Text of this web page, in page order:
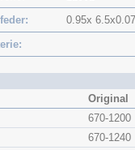
0.95x
Original
670-1200
670-1240